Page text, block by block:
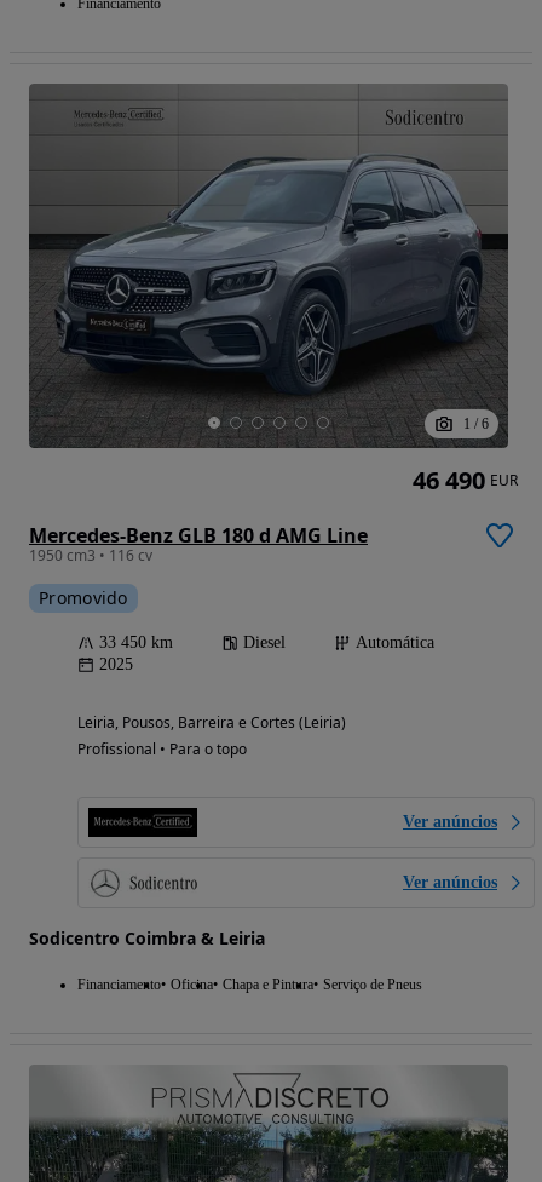
Financiamento
1 / 6
Mercedes-Benz GLB 180 d AMG Line
1950 cm3 • 116 cv
Promovido
33 450 km Diesel
Automática
2025
Leiria, Pousos, Barreira e Cortes (Leiria)
Profissional • Para o topo
Ver anúncios
Ver anúncios
Sodicentro Coimbra & Leiria
Financiamento Oficina Chapa e Pintura Serviço de Pneus
46 490 EUR